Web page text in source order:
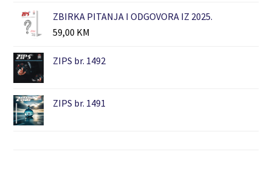
ZBIRKA PITANJA I ODGOVORA IZ 2025.
59,00 KM
ZIPS br. 1492
ZIPS br. 1491